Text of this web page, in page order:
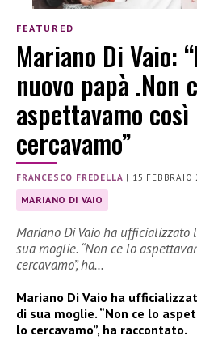
FEATURED
Mariano Di Vaio:
nuovo papà .Non
aspettavamo
cercavamo”
FRANCESCO FREDELLA | 15 FEBBRAIO
MARIANO DI VAIO
Mariano Di Vaio ha ufficializzato
sua moglie. “Non ce lo
cercavamo”, ha…
Mariano Di Vaio ha
di sua moglie. “Non ce lo
lo cercavamo”, ha raccontato.